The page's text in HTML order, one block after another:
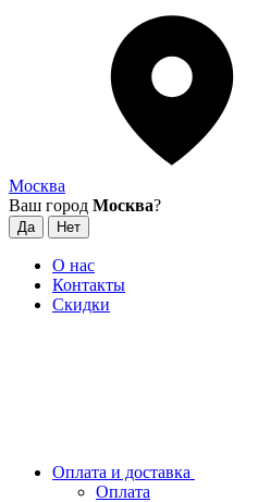
Москва
Ваш город Москва?
О нас
Контакты
Скидки
Оплата и доставка
Оплата